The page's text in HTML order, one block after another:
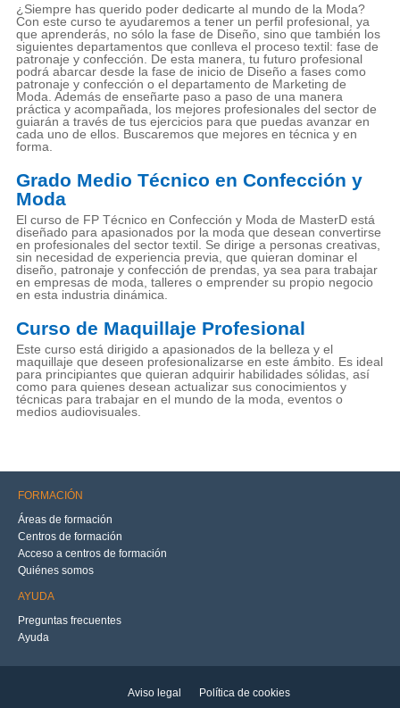
¿Siempre has querido poder dedicarte al mundo de la Moda?
Con este curso te ayudaremos a tener un perfil profesional, ya
que aprenderás, no sólo la fase de Diseño, sino que también los
siguientes departamentos que conlleva el proceso textil: fase de
patronaje y confección. De esta manera, tu futuro profesional
podrá abarcar desde la fase de inicio de Diseño a fases como
patronaje y confección o el departamento de Marketing de
Moda. Además de enseñarte paso a paso de una manera
práctica y acompañada, los mejores profesionales del sector de
guiarán a través de tus ejercicios para que puedas avanzar en
cada uno de ellos. Buscaremos que mejores en técnica y en
forma.
Grado Medio Técnico en Confección y
Moda
El curso de FP Técnico en Confección y Moda de MasterD está
diseñado para apasionados por la moda que desean convertirse
en profesionales del sector textil. Se dirige a personas creativas,
sin necesidad de experiencia previa, que quieran dominar el
diseño, patronaje y confección de prendas, ya sea para trabajar
en empresas de moda, talleres o emprender su propio negocio
en esta industria dinámica.
Curso de Maquillaje Profesional
Este curso está dirigido a apasionados de la belleza y el
maquillaje que deseen profesionalizarse en este ámbito. Es ideal
para principiantes que quieran adquirir habilidades sólidas, así
como para quienes desean actualizar sus conocimientos y
técnicas para trabajar en el mundo de la moda, eventos o
medios audiovisuales.
FORMACIÓN
Áreas de formación
Centros de formación
Acceso a centros de formación
Quiénes somos
AYUDA
Preguntas frecuentes
Ayuda
Aviso legal Política de cookies